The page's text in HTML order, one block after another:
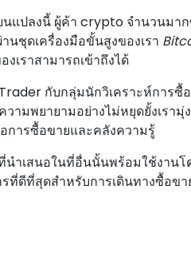
ยนแปลงนี้ ผู้ค้า crypto จํานวนม
ชุดเครื่องมือขั้นสูงของเรา
เราสามารถเข้าถึงได้
กับกลุ่มนักวิเคราะห์การ
วามพยายามอย่างไม่หยุดยั้งเร
การซื้อขายและคลังความรู้
าเสนอในที่อื่นนั้นพร้อมใช้งานโ
ที่ดีที่สุดสําหรับการเดินทางซื้อขา